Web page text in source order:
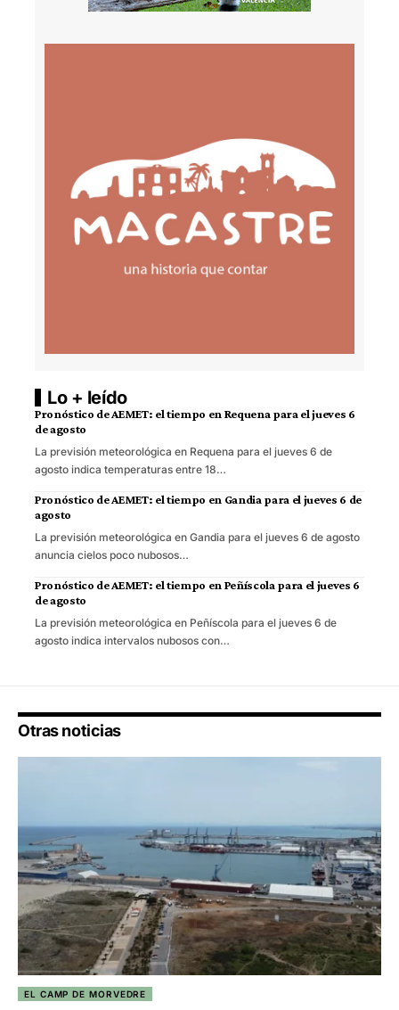
Lo + leído
Pronóstico de AEMET: el tiempo en Requena para el jueves 6
de agosto
La previsión meteorológica en Requena para el jueves 6 de
agosto indica temperaturas entre 18…
Pronóstico de AEMET: el tiempo en Gandia para el jueves 6 de
agosto
La previsión meteorológica en Gandia para el jueves 6 de agosto
anuncia cielos poco nubosos…
Pronóstico de AEMET: el tiempo en Peñíscola para el jueves 6
de agosto
La previsión meteorológica en Peñíscola para el jueves 6 de
agosto indica intervalos nubosos con…
Otras noticias
EL CAMP DE MORVEDRE